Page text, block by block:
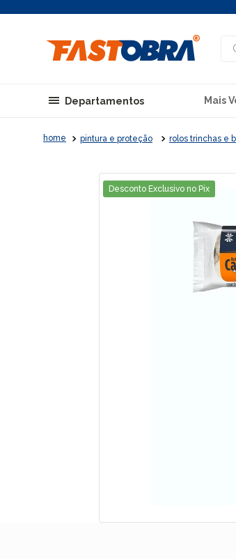
Departamentos Mais
pintura e proteção rolos trinchas e
Desconto Exclusivo no Pix